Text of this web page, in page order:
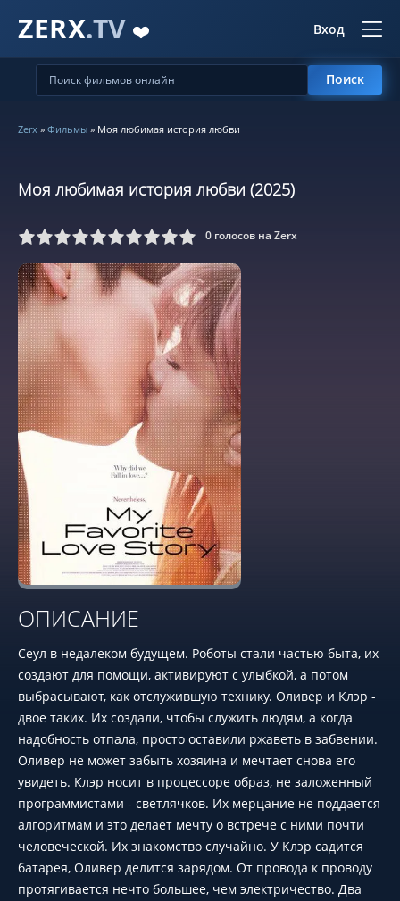
ZERX.TV ❤️ Вход
Поиск
Zerx » Фильмы » Моя любимая история любви
Моя любимая история любви (2025)
6 7 8 9 10 0 голосов на Zerx
ОПИСАНИЕ
Сеул в недалеком будущем. Роботы стали частью быта, их
создают для помощи, активируют с улыбкой, а потом
выбрасывают, как отслужившую технику. Оливер и Клэр -
двое таких. Их создали, чтобы служить людям, а когда
надобность отпала, просто оставили ржаветь в забвении.
Оливер не может забыть хозяина и мечтает снова его
увидеть. Клэр носит в процессоре образ, не заложенный
программистами - светлячков. Их мерцание не поддается
алгоритмам и это делает мечту о встрече с ними почти
человеческой. Их знакомство случайно. У Клэр садится
батарея, Оливер делится зарядом. От провода к проводу
протягивается нечто большее, чем электричество. Два